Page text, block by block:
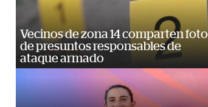
Vecinos de zona 14 comparten foto
de presuntos responsables de
ataque armado